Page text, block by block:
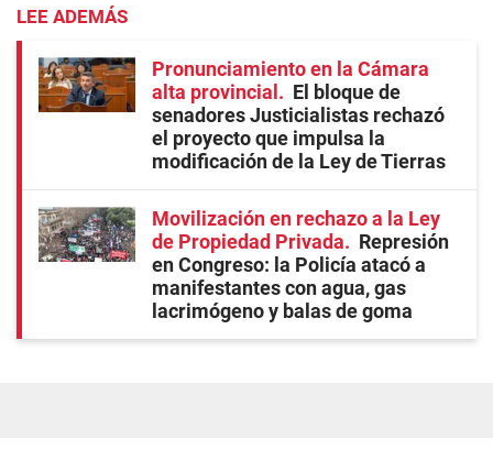
LEE ADEMÁS
Pronunciamiento en la Cámara
alta provincial
El bloque de
senadores Justicialistas rechazó
el proyecto que impulsa la
modificación de la Ley de Tierras
Movilización en rechazo a la Ley
de Propiedad Privada
Represión
en Congreso: la Policía atacó a
manifestantes con agua, gas
lacrimógeno y balas de goma